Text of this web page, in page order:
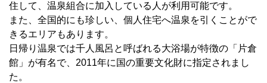
住して、温泉組合に加入している人が利用可能です。
また、全国的にも珍しい、個人住宅へ温泉を引くことがで
きるエリアもあります。
日帰り温泉では千人風呂と呼ばれる大浴場が特徴の「片倉
館」が有名で、 2011年に国の重要文化財に指定されまし
た。